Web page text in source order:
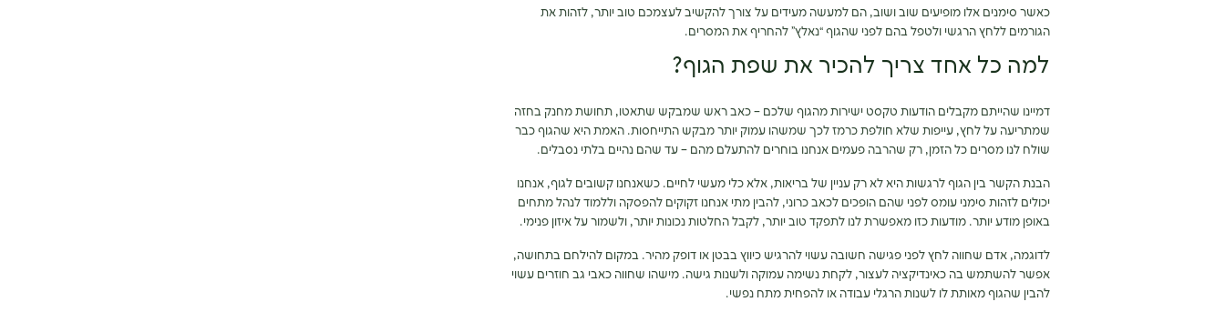
כאשר סימנים אלו מופיעים שוב ושוב, הם למעשה מעידים על צורך להקשיב לעצמכם טוב יותר, לזהות את
הגורמים ללחץ הרגשי ולטפל בהם לפני שהגוף “נאלץ” להחריף את המסרים.
למה כל אחד צריך להכיר את שפת הגוף?
דמיינו שהייתם מקבלים הודעות טקסט ישירות מהגוף שלכם – כאב ראש שמבקש שתאטו, תחושת מחנק בחזה
שמתריעה על לחץ, עייפות שלא חולפת כרמז לכך שמשהו עמוק יותר מבקש התייחסות. האמת היא שהגוף כבר
שולח לנו מסרים כל הזמן, רק שהרבה פעמים אנחנו בוחרים להתעלם מהם – עד שהם נהיים בלתי נסבלים.
הבנת הקשר בין הגוף לרגשות היא לא רק עניין של בריאות, אלא כלי מעשי לחיים. כשאנחנו קשובים לגוף, אנחנו
יכולים לזהות סימני עומס לפני שהם הופכים לכאב כרוני, להבין מתי אנחנו זקוקים להפסקה וללמוד לנהל מתחים
באופן מודע יותר. מודעות כזו מאפשרת לנו לתפקד טוב יותר, לקבל החלטות נכונות יותר, ולשמור על איזון פנימי.
לדוגמה, אדם שחווה לחץ לפני פגישה חשובה עשוי להרגיש כיווץ בבטן או דופק מהיר. במקום להילחם בתחושה,
אפשר להשתמש בה כאינדיקציה לעצור, לקחת נשימה עמוקה ולשנות גישה. מישהו שחווה כאבי גב חוזרים עשוי
להבין שהגוף מאותת לו לשנות הרגלי עבודה או להפחית מתח נפשי.